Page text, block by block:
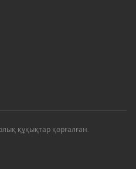
құқықтар қорғалған.